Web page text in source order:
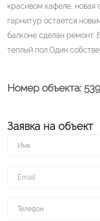
красивом кафеле, новая
гарнитур остается
балконе сделан ремонт.
теплый пол.Один
Номер объекта:
Заявка на объект